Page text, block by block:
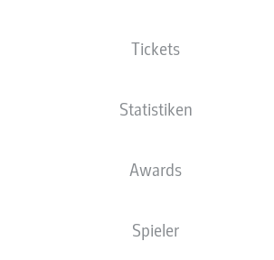
Tickets
Statistiken
Awards
Spieler